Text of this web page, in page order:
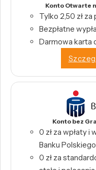
Konto Otwarte
Tylko 2,50 zł
Bezpłatne
Darmowa karta
Konto bez
0 zł za wpłaty i
Banku Polskiego
0 zł za